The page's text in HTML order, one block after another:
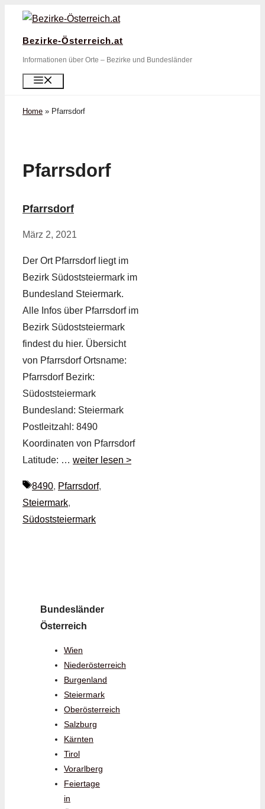
Zum
springen
Bezirke-Österreich.at
Informationen über Orte – Bezirke und Bundesländer
Home » Pfarrsdorf
Pfarrsdorf
Pfarrsdorf
März 2, 2021
Der Ort Pfarrsdorf liegt im
Bezirk Südoststeiermark im
Bundesland Steiermark.
Alle Infos über Pfarrsdorf im
Bezirk Südoststeiermark
findest du hier. Übersicht
von Pfarrsdorf Ortsname:
Pfarrsdorf Bezirk:
Südoststeiermark
Bundesland: Steiermark
Postleitzahl: 8490
Koordinaten von Pfarrsdorf
Latitude: … weiter lesen >
Schlagwörter
8490, Pfarrsdorf,
Steiermark,
Südoststeiermark
Bundesländer
Österreich
Wien
Niederösterreich
Burgenland
Steiermark
Oberösterreich
Salzburg
Kärnten
Tirol
Vorarlberg
Feiertage
in